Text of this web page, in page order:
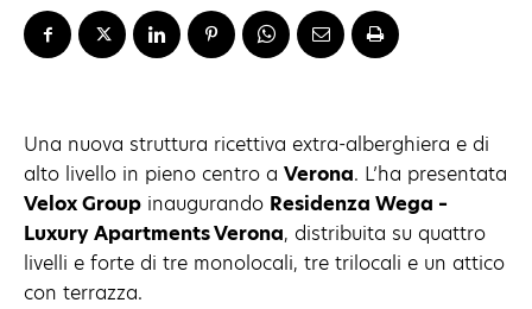
Una nuova struttura ricettiva extra-alberghiera e di
alto livello in pieno centro a Verona. L’ha presentata
Velox Group inaugurando Residenza Wega –
Luxury Apartments Verona, distribuita su quattro
livelli e forte di tre monolocali, tre trilocali e un attico
con terrazza.